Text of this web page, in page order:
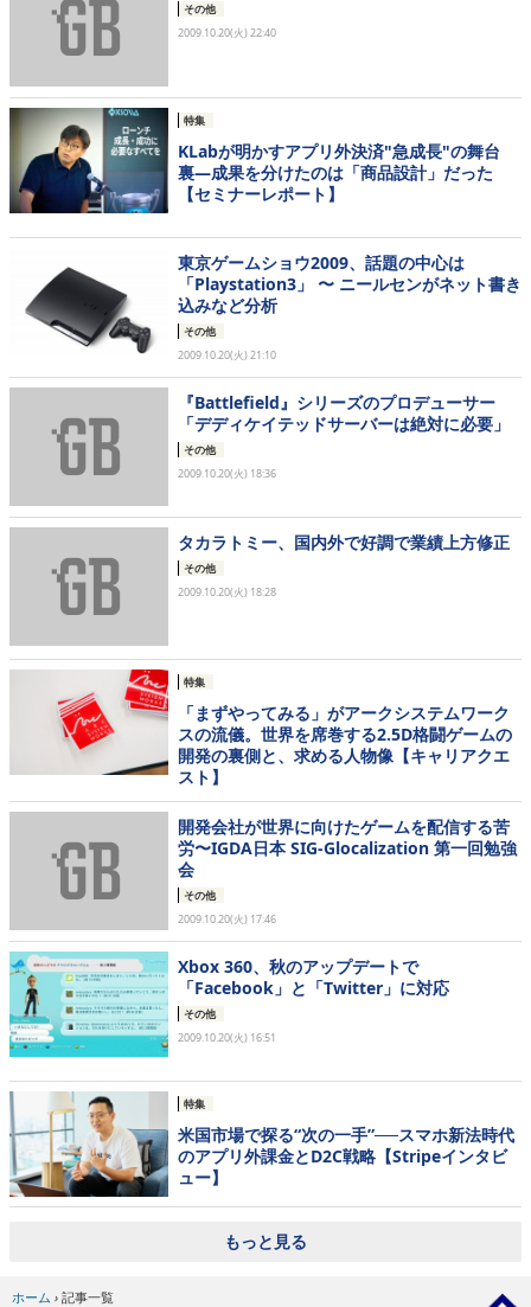
その他
2009.10.20(火) 22:40
特集
KLabが明かすアプリ外決済"急成長"の舞台
裏―成果を分けたのは「商品設計」だった
【セミナーレポート】
東京ゲームショウ2009、話題の中心は
「Playstation3」 〜 ニールセンがネット書き
込みなど分析
その他
2009.10.20(火) 21:10
『Battlefield』シリーズのプロデューサー
「デディケイテッドサーバーは絶対に必要」
その他
2009.10.20(火) 18:36
タカラトミー、国内外で好調で業績上方修正
その他
2009.10.20(火) 18:28
特集
「まずやってみる」がアークシステムワーク
スの流儀。世界を席巻する2.5D格闘ゲームの
開発の裏側と、求める人物像【キャリアクエ
スト】
開発会社が世界に向けたゲームを配信する苦
労〜IGDA日本 SIG-Glocalization 第一回勉強
会
その他
2009.10.20(火) 17:46
Xbox 360、秋のアップデートで
「Facebook」と「Twitter」に対応
その他
2009.10.20(火) 16:51
特集
米国市場で探る“次の一手”──スマホ新法時代
のアプリ外課金とD2C戦略【Stripeインタビ
ュー】
もっと見る
ホーム › 記事一覧